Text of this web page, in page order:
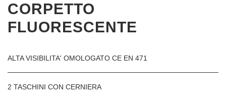
CORPETTO
FLUORESCENTE
ALTA VISIBILITA' OMOLOGATO CE EN 471
2 TASCHINI CON CERNIERA